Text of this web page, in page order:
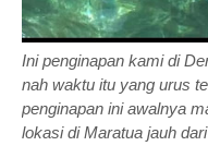
Ini penginapan kami di
nah waktu itu yang urus
penginapan ini awalnya
lokasi di Maratua jauh